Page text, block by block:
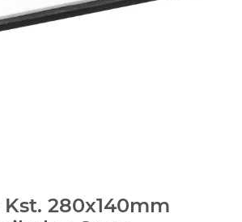
280x140mm